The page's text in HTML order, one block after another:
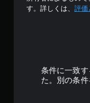
す。詳しくは、 評価
条件に一致
た。別の条件